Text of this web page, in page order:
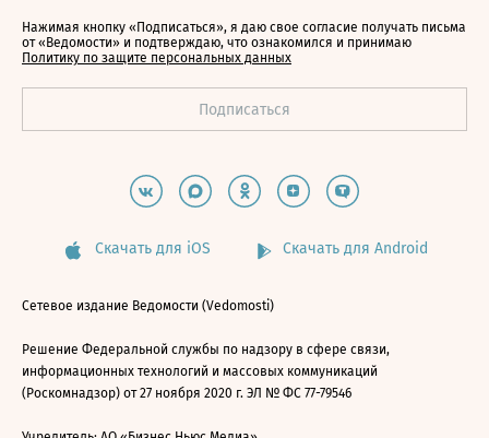
Нажимая кнопку «Подписаться», я даю свое согласие получать письма
от «Ведомости» и подтверждаю, что ознакомился и принимаю
Политику по защите персональных данных
Скачать для iOS Скачать для Android
Сетевое издание Ведомости (Vedomosti)
Решение Федеральной службы по надзору в сфере связи,
информационных технологий и массовых коммуникаций
(Роскомнадзор) от 27 ноября 2020 г. ЭЛ № ФС 77-79546